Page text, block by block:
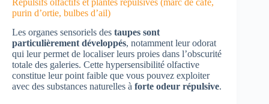
purin d’ortie, bulbes d’ail)
Les organes sensoriels des taupes sont
particulièrement développés, notamment leur odorat
qui leur permet de localiser leurs proies dans l’obscurité
totale des galeries. Cette hypersensibilité olfactive
constitue leur point faible que vous pouvez exploiter
avec des substances naturelles à forte odeur répulsive.